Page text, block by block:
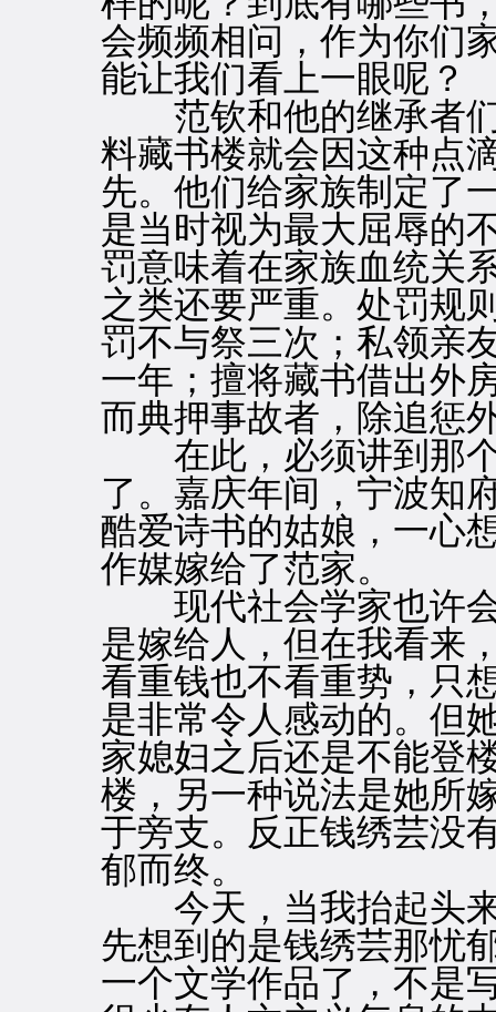
会频频相问，作为你们
能让我们看上一眼呢？
范钦和他的继承者们
料藏书楼就会因这种点
先。他们给家族制定了
是当时视为最大屈辱的
罚意味着在家族血统关
之类还要严重。处罚规
罚不与祭三次；私领亲
一年；擅将藏书借出外
而典押事故者，除追惩
在此，必须讲到那个
了。嘉庆年间，宁波知
酷爱诗书的姑娘，一心
作媒嫁给了范家。
现代社会学家也许会
是嫁给人，但在我看来
看重钱也不看重势，只
是非常令人感动的。但
家媳妇之后还是不能登
楼，另一种说法是她所
于旁支。反正钱绣芸没
郁而终。
今天，当我抬起头来
先想到的是钱绣芸那忧
一个文学作品了，不是